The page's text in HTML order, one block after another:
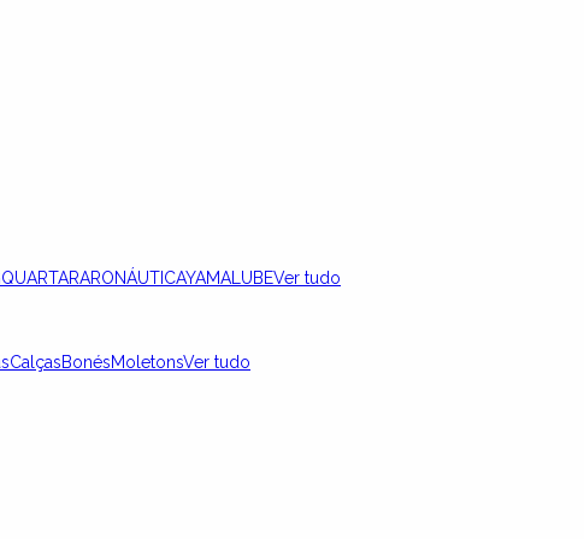
QUARTARARONÁUTICAYAMALUBEVer tudo
CalçasBonésMoletonsVer tudo